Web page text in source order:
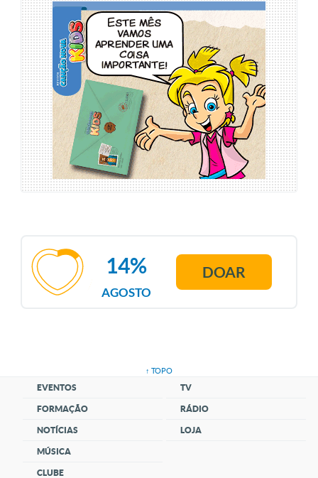
AGOSTO
14% DOAR
↑ TOPO
EVENTOS
FORMAÇÃO
NOTÍCIAS
MÚSICA
CLUBE
TV
RÁDIO
LOJA